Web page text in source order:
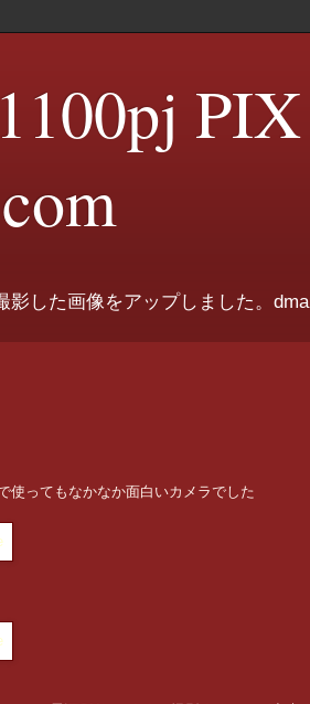
影した画像をアップしました。
使ってもなかなか面白いカメラでした